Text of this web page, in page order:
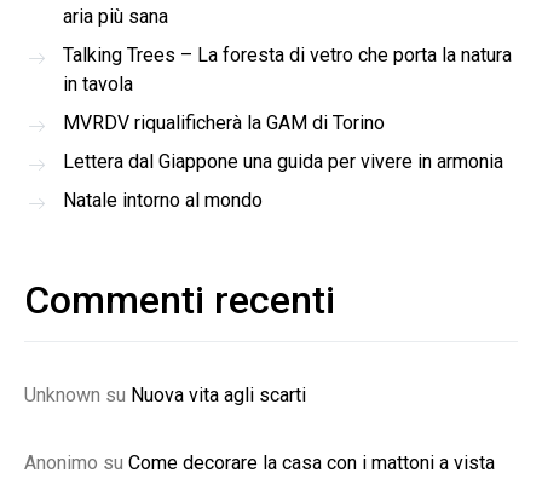
aria più sana
Talking Trees – La foresta di vetro che porta la natura
in tavola
MVRDV riqualificherà la GAM di Torino
Lettera dal Giappone una guida per vivere in armonia
Natale intorno al mondo
Commenti recenti
Unknown su Nuova vita agli scarti
Anonimo su Come decorare la casa con i mattoni a vista